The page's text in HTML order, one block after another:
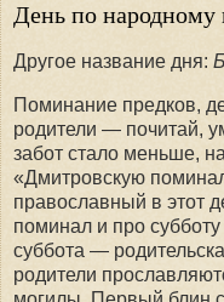
День по
Другое название дня:
Поминание предков,
родители — почитай,
забот стало меньше,
«Дмитровскую
православный в этот
поминал и про
суббота —
родители